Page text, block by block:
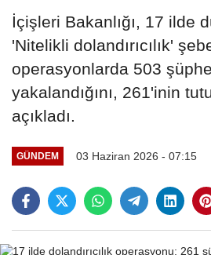
İçişleri Bakanlığı, 17 ilde
'Nitelikli dolandırıcılık'
operasyonlarda 503
yakalandığını, 261'inin
açıkladı.
GÜNDEM 03 Haziran 2026 - 07:15